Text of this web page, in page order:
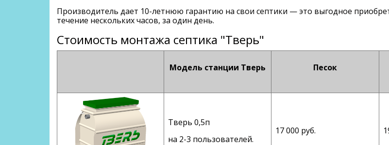
Производитель дает 10-летнюю гарантию на свои септики — это выгодное
течение нескольких часов, за один день.
Стоимость монтажа септика "Тверь"
Модель станции Тверь Песок
Тверь 0,5п
на 2-3 пользователей.
17 000 руб.